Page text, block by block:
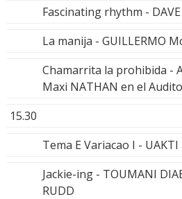
Fascinating rhythm - DAVE
La manija - GUILLERMO
Chamarrita la prohibida -
Maxi NATHAN en el
15.30
Tema E Variacao I - UAKTI
Jackie-ing - TOUMANI
RUDD